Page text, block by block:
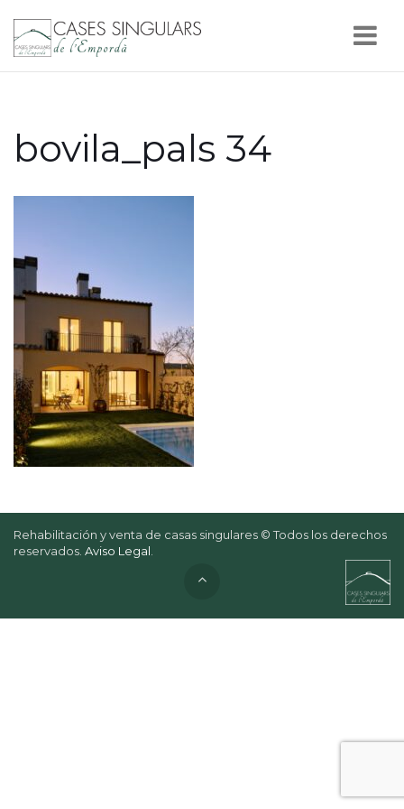
bovila_pals 34
Rehabilitación y venta de casas singulares © Todos los derechos
reservados. Aviso Legal